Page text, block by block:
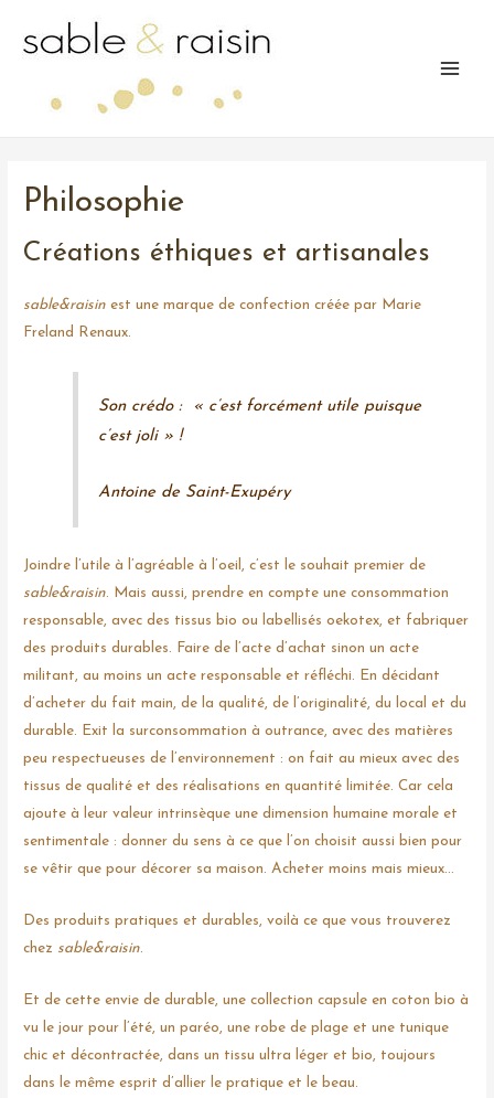
Philosophie
Créations éthiques et artisanales
sable&raisin est une marque de confection créée par Marie
Freland Renaux.
Son crédo : « c’est forcément utile puisque
c’est joli » !
Antoine de Saint-Exupéry
Joindre l’utile à l’agréable à l’oeil, c’est le souhait premier de
sable&raisin. Mais aussi, prendre en compte une consommation
responsable, avec des tissus bio ou labellisés oekotex, et fabriquer
des produits durables. Faire de l’acte d’achat sinon un acte
militant, au moins un acte responsable et réfléchi. En décidant
d’acheter du fait main, de la qualité, de l’originalité, du local et du
durable. Exit la surconsommation à outrance, avec des matières
peu respectueuses de l’environnement : on fait au mieux avec des
tissus de qualité et des réalisations en quantité limitée. Car cela
ajoute à leur valeur intrinsèque une dimension humaine morale et
sentimentale : donner du sens à ce que l’on choisit aussi bien pour
se vêtir que pour décorer sa maison. Acheter moins mais mieux…
Des produits pratiques et durables, voilà ce que vous trouverez
chez sable&raisin.
Et de cette envie de durable, une collection capsule en coton bio à
vu le jour pour l’été, un paréo, une robe de plage et une tunique
chic et décontractée, dans un tissu ultra léger et bio, toujours
dans le même esprit d’allier le pratique et le beau.